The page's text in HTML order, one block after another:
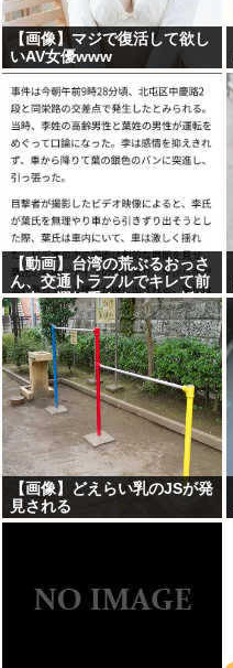
【画像】マジで復活して欲し
いAV女優www
【動画】台湾の荒ぶるおっさ
ん、交通トラブルでキレて前
の車の運転手をナイフで斬り
つけるも壮絶な返り討ちにあ
う
【画像】どえらい乳のJSが発
見される